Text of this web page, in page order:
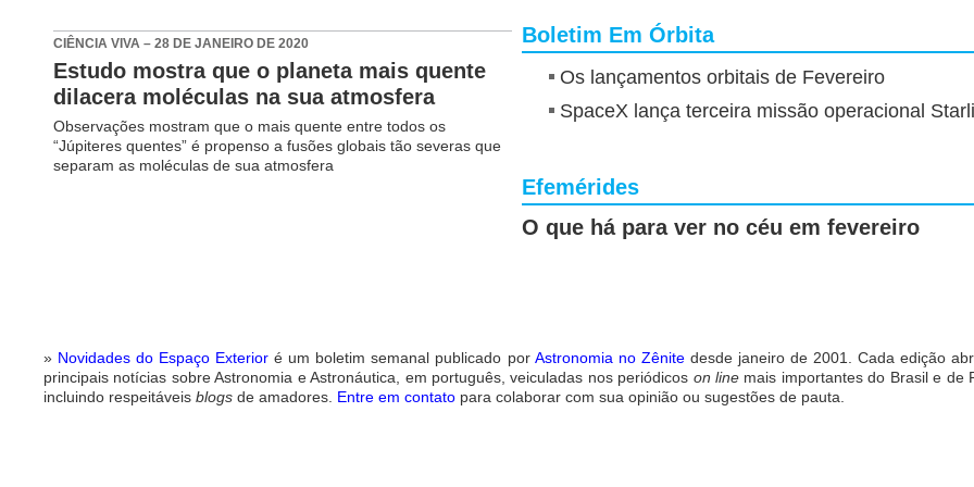
CIÊNCIA VIVA – 28 DE JANEIRO DE 2020
Estudo mostra que o planeta mais quente
dilacera moléculas na sua atmosfera
Observações mostram que o mais quente entre todos os
“Júpiteres quentes” é propenso a fusões globais tão severas que
separam as moléculas de sua atmosfera
Boletim Em Órbita
Os lançamentos orbitais de Fevereiro
SpaceX lança terceira missão operacional
Efemérides
O que há para ver no céu em fevereiro
» Novidades do Espaço Exterior é um boletim semanal publicado por Astronomia no Zênitedesde janeiro de 2001. Cada edição
principais notícias sobre Astronomia e Astronáutica, em português, veiculadas nos periódicos on line mais importantes do Brasil e de
incluindo respeitáveis blogs de amadores. Entre em contato para colaborar com sua opinião ou sugestões de pauta.